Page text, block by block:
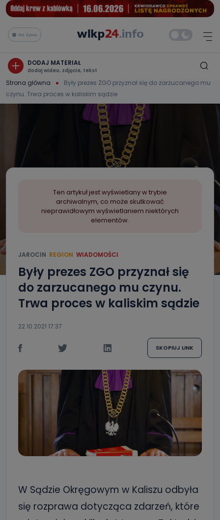
Na żywo
DODAJ MATERIAŁ
dodaj wideo, zdjęcie, tekst
Strona główna
Były prezes ZGO przyznał się do zarzucanego mu
czynu. Trwa proces w kaliskim sądzie
Ten artykuł jest wyświetlany w trybie
archiwalnym, co może skutkować
nieprawidłowym wyświetlaniem niektórych
elementów.
JAROCIN REGION WIADOMOŚCI
Były prezes ZGO przyznał się
do zarzucanego mu czynu.
Trwa proces w kaliskim sądzie
22.10.2021 17:37
SKOPIUJ LINK
W Sądzie Okręgowym w Kaliszu odbyła
się rozprawa dotycząca zdarzeń, które